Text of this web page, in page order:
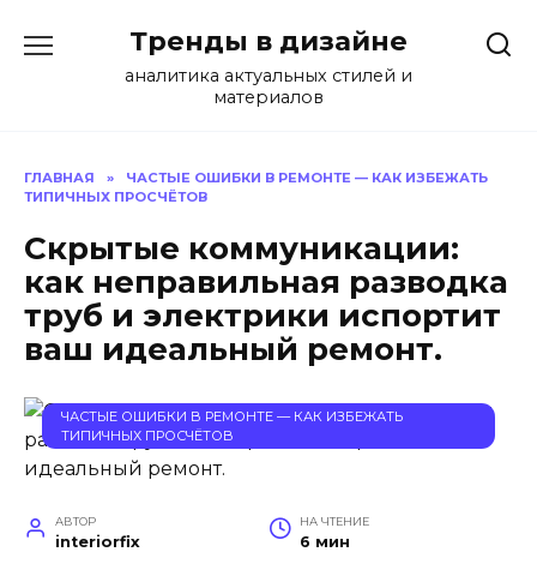
содержанию
Тренды в дизайне
аналитика актуальных стилей и
материалов
ГЛАВНАЯ »
ЧАСТЫЕ ОШИБКИ В РЕМОНТЕ — КАК ИЗБЕЖАТЬ
ТИПИЧНЫХ ПРОСЧЁТОВ
Скрытые коммуникации:
как неправильная разводка
труб и электрики испортит
ваш идеальный ремонт.
ЧАСТЫЕ ОШИБКИ В РЕМОНТЕ — КАК ИЗБЕЖАТЬ
ТИПИЧНЫХ ПРОСЧЁТОВ
АВТОР
interiorfix
НА ЧТЕНИЕ
6 мин